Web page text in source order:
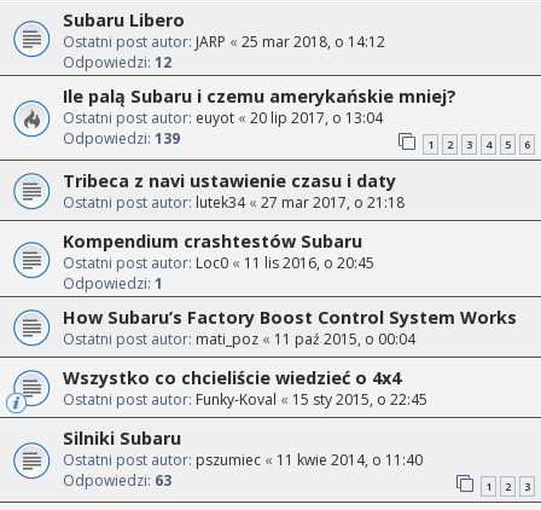
Subaru Libero
Ostatni post autor: JARP « 25 mar 2018, o 14:12
Odpowiedzi: 12
Ile palą Subaru i czemu amerykańskie mniej?
Ostatni post autor: euyot « 20 lip 2017, o 13:04
Odpowiedzi: 139 1 2 3 4 5 6
Tribeca z navi ustawienie czasu i daty
Ostatni post autor: lutek34« 27 mar 2017, o 21:18
Kompendium crashtestów Subaru
Ostatni post autor: Loc0 « 11 lis 2016, o 20:45
Odpowiedzi: 1
How Subaru’s Factory Boost Control System Works
Ostatni post autor: mati_poz « 11 paź 2015, o 00:04
Wszystko co chcieliście wiedzieć o 4x4
Ostatni post autor: Funky-Koval « 15 sty 2015, o 22:45
Silniki Subaru
Ostatni post autor: pszumiec « 11 kwie 2014, o 11:40
Odpowiedzi: 63 1 2 3